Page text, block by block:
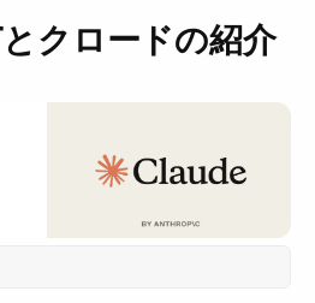
クロードの紹介